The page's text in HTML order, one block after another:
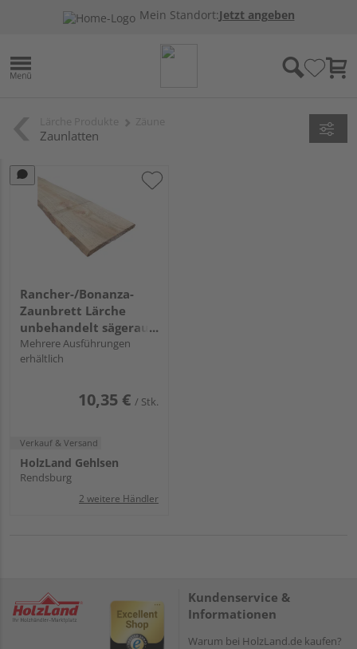
Mein Standort:Jetzt angeben
Zaunlatten
Rancher-/Bonanza-
Zaunbrett Lärche
unbehandelt sägerau,
mit Baumkante
Mehrere Ausführungen
erhältlich
10,35 € / Stk.
Verkauf & Versand
HolzLand Gehlsen
Rendsburg
2 weitere Händler
Kundenservice &
Informationen
Warum bei HolzLand.de kaufen?